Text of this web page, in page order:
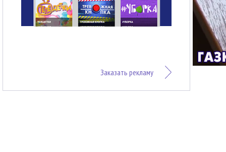
Заказать рекламу